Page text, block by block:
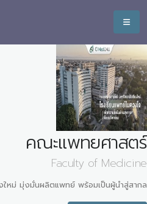
คณะแพทยศาสตร์
Faculty of Medicine
หม่ มุ่งมั่นผลิตแพทย์ พร้อมเป็นผู้นำสู่สากล